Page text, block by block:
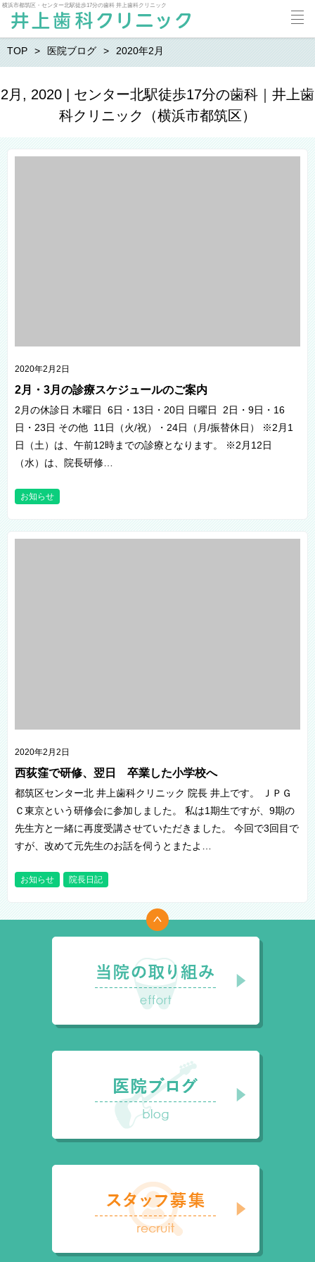
横浜市都筑区・センター北駅徒歩17分の歯科 井上歯科クリニック
TOP 医院ブログ 2020年2月
2月, 2020 | センター北駅徒歩17分の歯科｜井上歯
科クリニック（横浜市都筑区）
2020年2月2日
2月・3月の診療スケジュールのご案内
2月の休診日 木曜日 6日・13日・20日 日曜日 2日・9日・16
日・23日 その他 11日（火/祝）・24日（月/振替休日） ※2月1
日（土）は、午前12時までの診療となります。 ※2月12日
（水）は、院長研修…
お知らせ
2020年2月2日
西荻窪で研修、翌日 卒業した小学校へ
都筑区センター北 井上歯科クリニック 院長 井上です。 ＪＰＧ
Ｃ東京という研修会に参加しました。 私は1期生ですが、9期の
先生方と一緒に再度受講させていただきました。 今回で3回目で
すが、改めて元先生のお話を伺うとまたよ…
お知らせ 院長日記